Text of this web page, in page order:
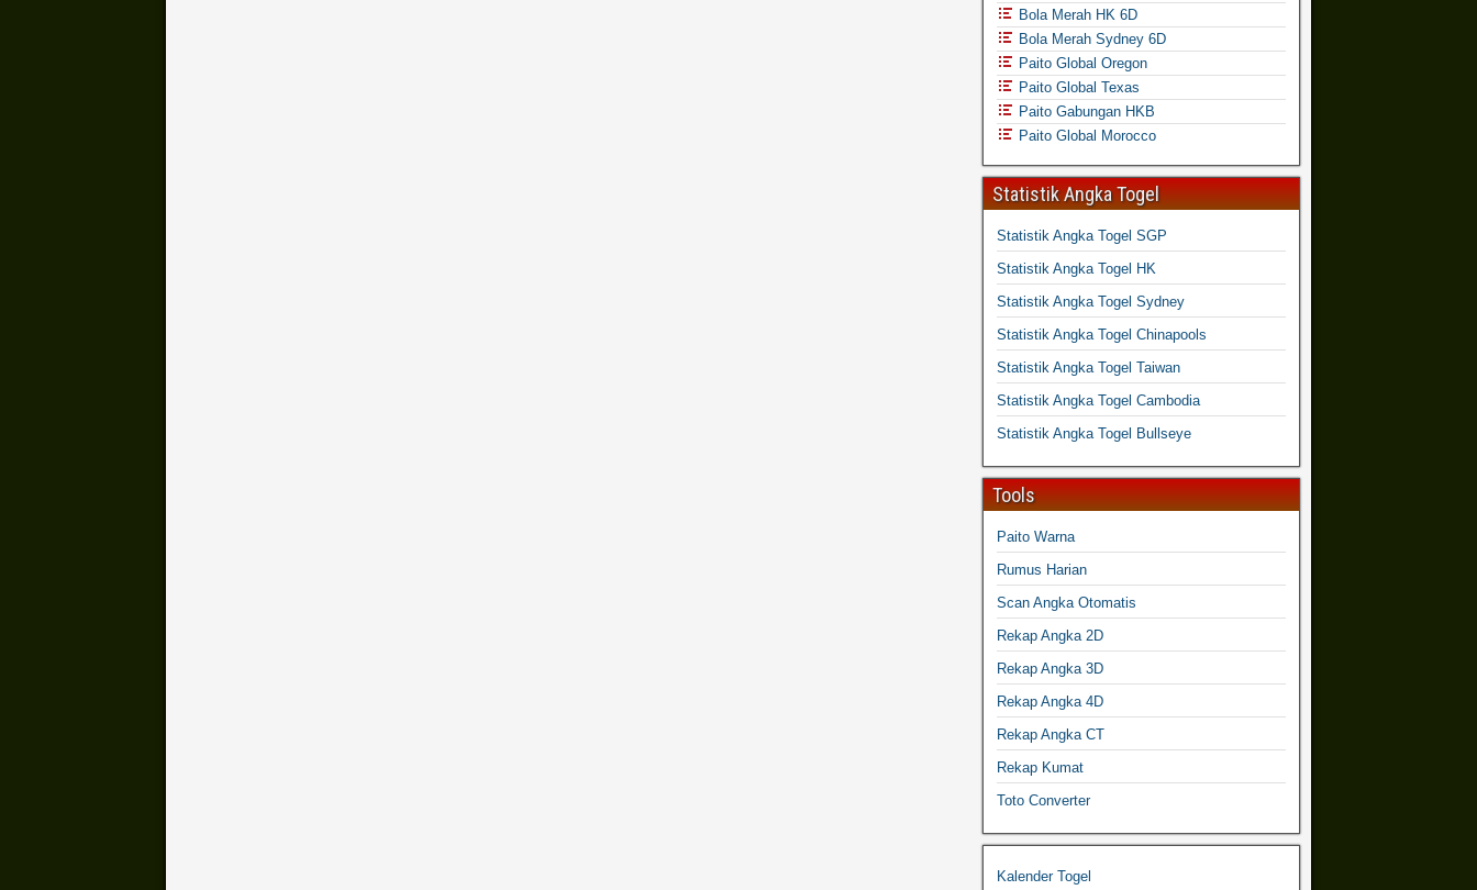
Bola Merah HK 6D
Bola Merah Sydney 6D
Paito Global Oregon
Paito Global Texas
Paito Gabungan HKB
Paito Global Morocco
Statistik Angka Togel
Statistik Angka Togel SGP
Statistik Angka Togel HK
Statistik Angka Togel Sydney
Statistik Angka Togel Chinapools
Statistik Angka Togel Taiwan
Statistik Angka Togel Cambodia
Statistik Angka Togel Bullseye
Tools
Paito Warna
Rumus Harian
Scan Angka Otomatis
Rekap Angka 2D
Rekap Angka 3D
Rekap Angka 4D
Rekap Angka CT
Rekap Kumat
Toto Converter
Kalender Togel